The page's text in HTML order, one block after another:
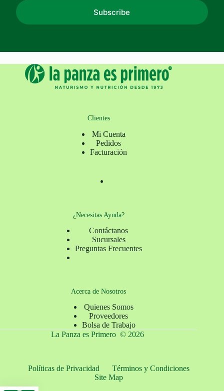
Subscribe
Clientes
Mi Cuenta
Pedidos
Facturación
¿Necesitas Ayuda?
Contáctanos
Sucursales
Preguntas Frecuentes
Acerca de Nosotros
Quienes Somos
Proveedores
Bolsa de Trabajo
La Panza es Primero © 2026
Políticas de Privacidad
Términos y Condiciones
Site Map